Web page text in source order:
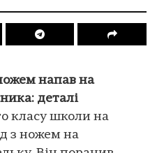
напав на
деталі
класу школи на
з ножем на